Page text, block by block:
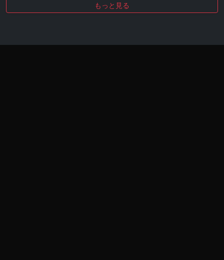
もっと見る